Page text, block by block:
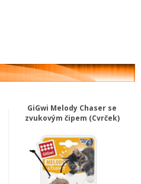
GiGwi Melody Chaser se
zvukovým čipem (Cvrček)